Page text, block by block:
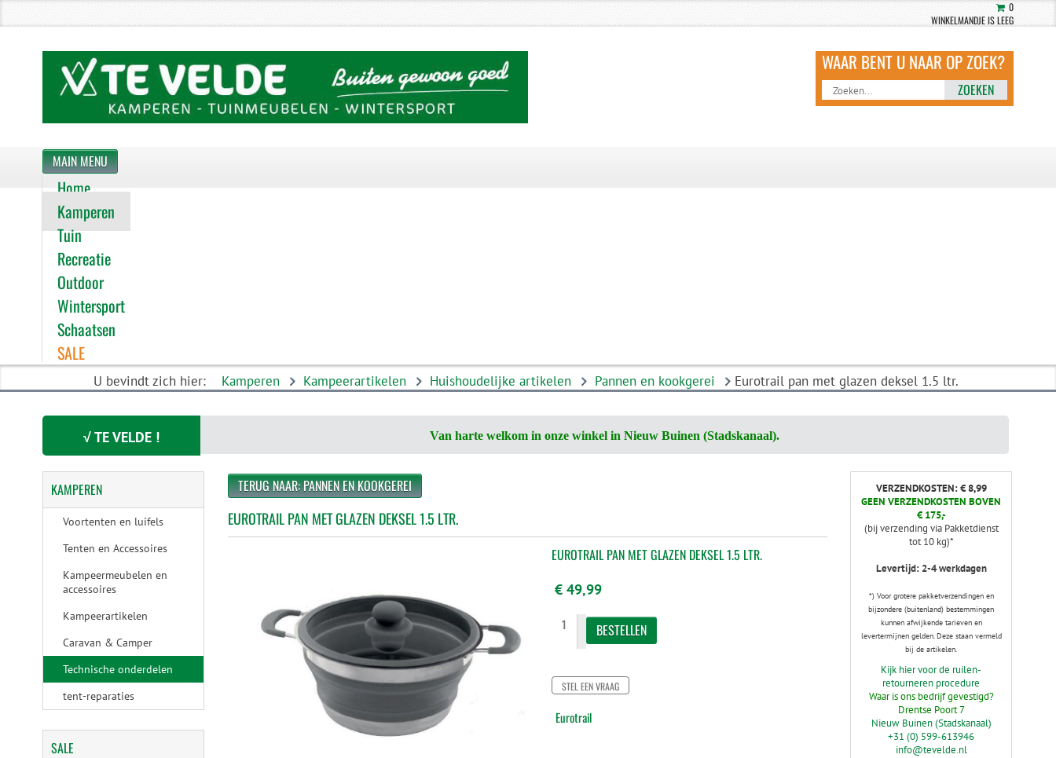
0
WINKELMANDJE IS LEEG
ZOEKEN
MAIN MENU
Home
Kamperen
Tuin
Recreatie
Outdoor
Wintersport
Schaatsen
SALE
U bevindt zich hier: Kamperen Kampeerartikelen Huishoudelijke artikelen Pannen en kookgerei Eurotrail pan met glazen deksel 1.5 ltr.
√ TE VELDE ! Van harte welkom in onze winkel in Nieuw Buinen (Stadskanaal).
TERUG NAAR: PANNEN EN KOOKGEREI
EUROTRAIL PAN MET GLAZEN DEKSEL 1.5 LTR.
EUROTRAIL PAN MET GLAZEN DEKSEL 1.5 LTR.
€ 49,99
STEL EEN VRAAG
Eurotrail
KAMPEREN
Voortenten en luifels
Tenten en Accessoires
Kampeermeubelen en
accessoires
Kampeerartikelen
Caravan & Camper
Technische onderdelen
tent-reparaties
SALE
VERZENDKOSTEN: € 8,99
GEEN VERZENDKOSTEN BOVEN
€ 175,-
(bij verzending via Pakketdienst
tot 10 kg)*
Levertijd: 2-4 werkdagen
*) Voor grotere pakketverzendingen en
bijzondere (buitenland) bestemmingen
kunnen afwijkende tarieven en
levertermijnen gelden. Deze staan vermeld
bij de artikelen.
Kijk hier voor de ruilen-
retourneren procedure
Waar is ons bedrijf gevestigd?
Drentse Poort 7
Nieuw Buinen (Stadskanaal)
+31 (0) 599-613946
info@tevelde.nl